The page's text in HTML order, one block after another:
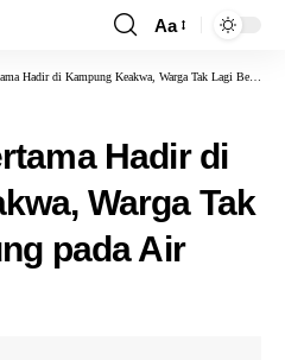
Aa
di Kampung Keakwa, Warga Tak Lagi Bergantung pada Air Hujan
Hadir di
Warga Tak
pada Air